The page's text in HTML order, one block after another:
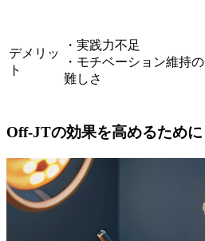
デメリッ
ト
・実践力不足
・モチベーション維持の
難しさ
Off-JTの効果を高めるために